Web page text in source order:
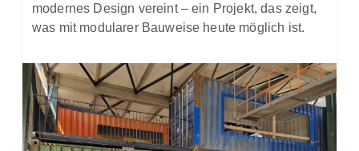
modernes Design vereint – ein Projekt, das zeigt,
was mit modularer Bauweise heute möglich ist.